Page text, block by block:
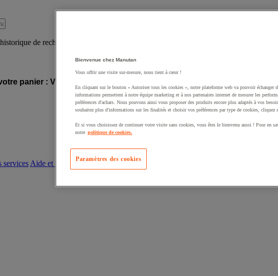
de recherche
panier : Vous avez ajouté un produit à votre panier :
services Aide et contact
Bienvenue chez Manutan
Vous offrir une visite sur-mesure, nous tient à cœur !
En cliquant sur le bouton « Autoriser tous les cookies », notre plateforme web va pouvoir échanger
informations permettent à notre équipe marketing et à nos partenaires internet de mesurer les
préférences d'achats. Nous pouvons ainsi vous proposer des produits encore plus adaptés à vos
souhaitez plus d'informations sur les finalités et choisir vos préférences par type de cookies, cliquez
Et si vous choisissez de continuer votre visite sans cookies, vous êtes le bienvenu aussi ! Pour en
notre politique de cookies.
Paramètres des cookies